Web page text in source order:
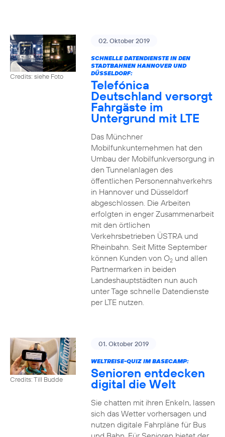
Credits: siehe Foto
02. Oktober 2019
SCHNELLE DATENDIENSTE IN DEN
STADTBAHNEN HANNOVER UND
DÜSSELDORF:
Telefónica
Deutschland versorgt
Fahrgäste im
Untergrund mit LTE
Das Münchner
Mobilfunkunternehmen hat den
Umbau der Mobilfunkversorgung in
den Tunnelanlagen des
öffentlichen Personennahverkehrs
in Hannover und Düsseldorf
abgeschlossen. Die Arbeiten
erfolgten in enger Zusammenarbeit
mit den örtlichen
Verkehrsbetrieben ÜSTRA und
Rheinbahn. Seit Mitte September
können Kunden von O2und allen
Partnermarken in beiden
Landeshauptstädten nun auch
unter Tage schnelle Datendienste
per LTE nutzen.
Credits: Till Budde
01. Oktober 2019
WELTREISE-QUIZ IM BASECAMP:
Senioren entdecken
digital die Welt
Sie chatten mit ihren Enkeln, lassen
sich das Wetter vorhersagen und
nutzen digitale Fahrpläne für Bus